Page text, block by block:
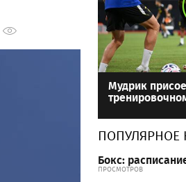
Мудрик
ПОПУЛЯРНОЕ
Бокс:
ПРОСМОТРОВ